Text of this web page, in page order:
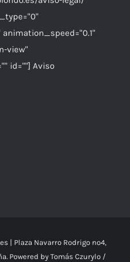
view"
id=""] Aviso
| Plaza Navarro Rodrigo nº4,
Powered by Tomás Czurylo /